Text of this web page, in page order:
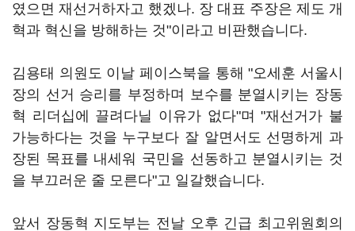
였으면 재선거하자고 했겠나. 장 대표 주장은 제도 개
혁과 혁신을 방해하는 것"이라고 비판했습니다.
김용태 의원도 이날 페이스북을 통해 "오세훈 서울시
장의 선거 승리를 부정하며 보수를 분열시키는 장동
혁 리더십에 끌려다닐 이유가 없다"며 "재선거가 불
가능하다는 것을 누구보다 잘 알면서도 선명하게 과
장된 목표를 내세워 국민을 선동하고 분열시키는 것
을 부끄러운 줄 모른다"고 일갈했습니다.
앞서 장동혁 지도부는 전날 오후 긴급 최고위원회의